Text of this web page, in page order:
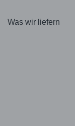
Was wir liefern